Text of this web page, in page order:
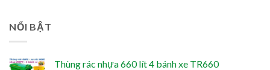
NỔI BẬT
Thùng rác nhựa 660 lít 4 bánh xe TR660